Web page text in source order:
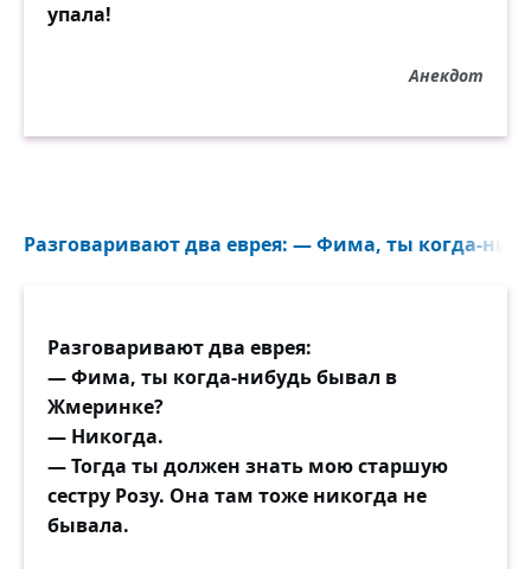
упала!
Анекдот
Разговаривают два еврея: — Фима, ты когда-
Разговаривают два еврея:
— Фима, ты когда-нибудь бывал в
Жмеринке?
— Никогда.
— Тогда ты должен знать мою старшую
сестру Розу. Она там тоже никогда не
бывала.